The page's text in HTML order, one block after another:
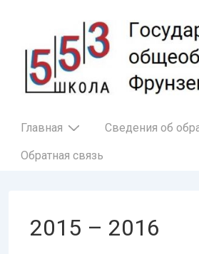
основному
содержимому
Основная
Главная Сведения об
Обратная связь
2015 – 2016